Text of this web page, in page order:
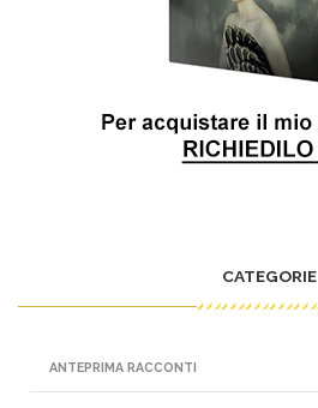
CATEGORIE
ANTEPRIMA RACCONTI